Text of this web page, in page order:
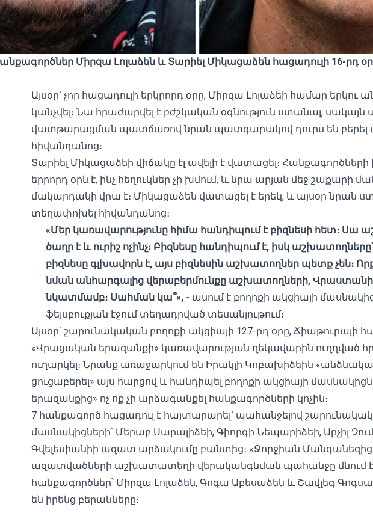
Միրզա Լոլաձեն և Տարիել Միկացաձեն հացադուլի 16-րդ
Այսօր՝ չոր հացադուլի երկրորդ օրը, Միրզա Լոլաձեի համար երկու
կանչվել։ Նա հրաժարվել է բժշկական օգնություն ստանալ,
վատթարացման պատճառով նրան պատգարակով դուրս են բերել
հիվանդանոց։
Տարիել Միկացաձեի վիճակը էլ ավելի է վատացել։
երրորդ օրն է, ինչ հեղուկներ չի խմում, և նրա արյան մեջ
մակարդակի վրա է։ Միկացաձեն վատացել է երեկ, և այսօր նրան
տեղափոխել հիվանդանոց։
«Մեր կառավարությունը հիմա հանդիպում է բիզնեսի հետ։
ծաղր է և ուրիշ ոչինչ։ Բիզնեսը հանդիպում է, իսկ
բիզնեսը գլխավորն է, այս բիզնեսին աշխատողներ պետք չեն։
նման անհարգալից վերաբերմունքը աշխատողների,
նկատմամբ։ Սահման կա՞», - ասում է բողոքի ակցիայի
ֆեյսբուքյան էջում տեղադրված տեսանյութում։
Այսօր՝ շարունակական բողոքի ակցիայի 127-րդ օրը, Ճիաթուրայի
«Վրացական երազանքի» կառավարության ղեկավարին ուղղված
ուղարկել։ Նրանք առաջարկում են Իրակլի Կոբախիձեին
ցուցաբերել» այս հարցով և հանդիպել բողոքի ակցիայի
երազանքից» ոչ ոք չի արձագանքել հանքագործների կոչին։
7 հանքագործ հացադուլ է հայտարարել՝ պահանջելով
մասնակիցների՝ Մերաբ Սարալիձեի, Գիորգի Նեպարիձեի, Արչիլ
Գվելեսիանիի ազատ արձակումը բանտից։ «Ջորջիան
ազատվածների աշխատատեղի վերականգնման պահանջը մնում
հանքագործներ՝ Միրզա Լոլաձեն, Գոգա Աբեսաձեն և Շավլեգ
են իրենց բերանները։